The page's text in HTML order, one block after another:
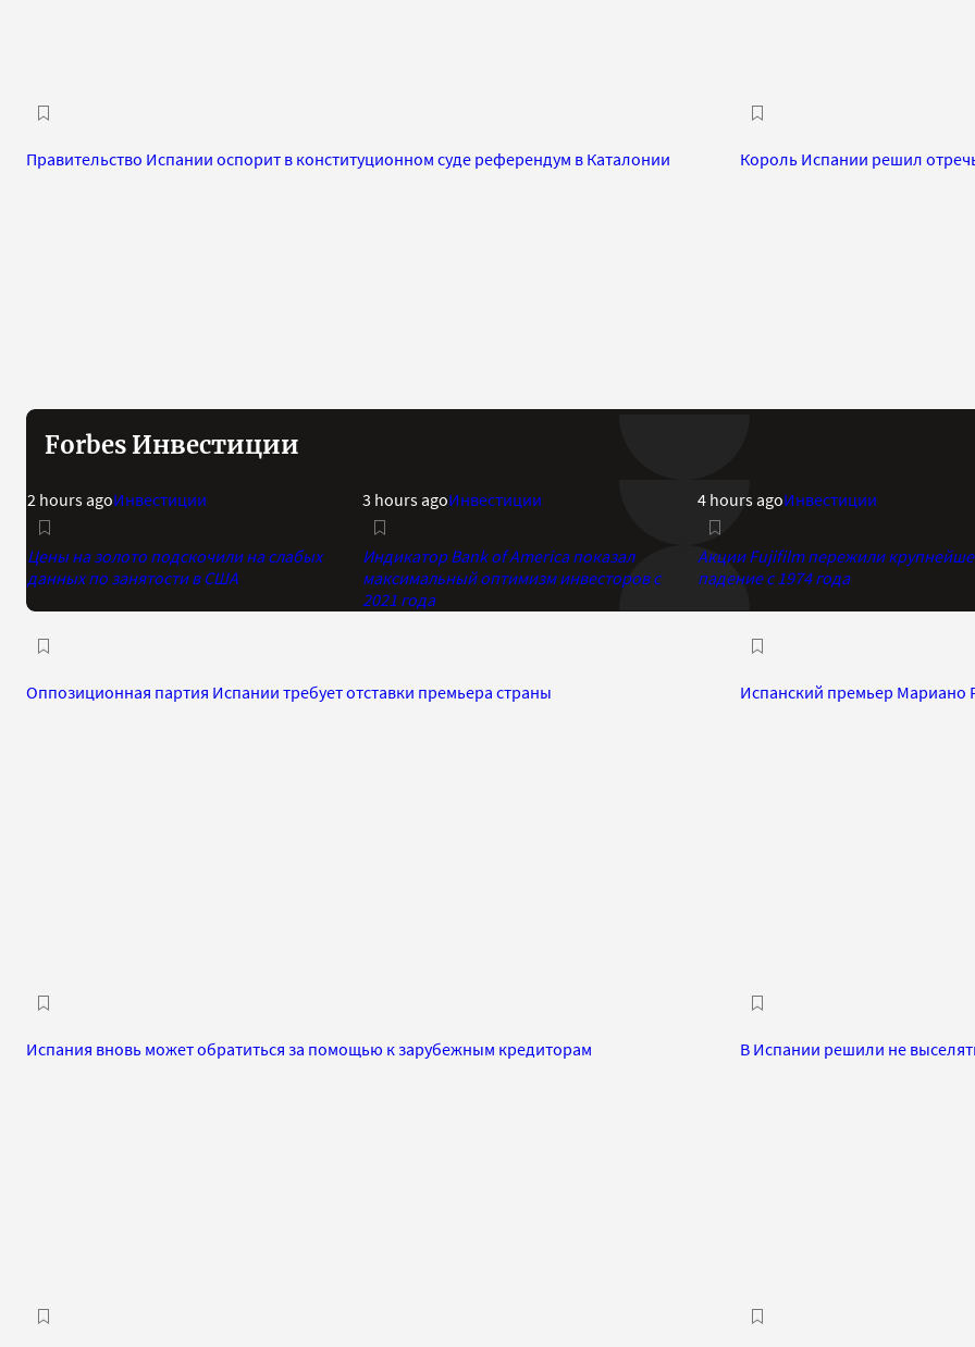
Правительство Испании оспорит в конституционном суде референдум в Каталонии Король Испании решил
Forbes Инвестиции
2 hours agoИнвестиции
Цены на золото подскочили на слабых
данных по занятости в США
3 hours agoИнвестиции
Индикатор Bank of America показал
максимальный оптимизм инвесторов с
2021 года
4 hours agoИнвестиции
Акции Fujifilm пережили
падение с 1974 года
Оппозиционная партия Испании требует отставки премьера страны Испанский премьер Мариано
Испания вновь может обратиться за помощью к зарубежным кредиторам В Испании решили не